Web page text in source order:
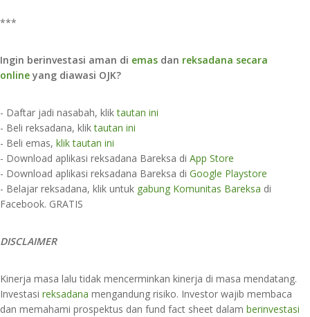
***
Ingin berinvestasi aman di emas dan reksadana secara
online yang diawasi OJK?
- Daftar jadi nasabah, kliktautan ini
- Beli reksadana, kliktautan ini
- Beli emas, klik tautan ini
- Download aplikasi reksadana Bareksa di App Store​
- Download aplikasi reksadana Bareksa di Google Playstore
- Belajar reksadana, klik untuk gabung Komunitas Bareksa di
Facebook. GRATIS
DISCLAIMER
Kinerja masa lalu tidak mencerminkan kinerja di masa mendatang.
Investasi reksadana mengandung risiko. Investor wajib membaca
dan memahami prospektus dan fund fact sheet dalam berinvestasi